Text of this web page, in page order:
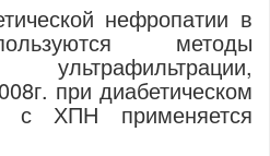
нефропатии в
методы
при диабетическом
с ХПН применяется